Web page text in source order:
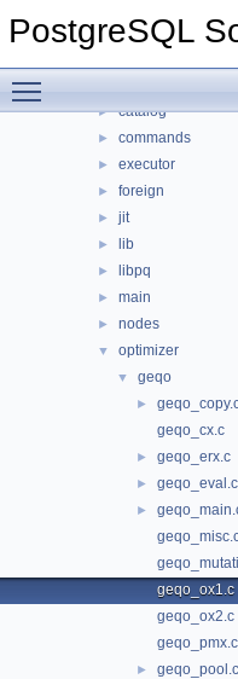
PostgreSQL
► archive
► catalog
► commands
► executor
► foreign
► jit
► lib
► libpq
► main
► nodes
▼ optimizer
▼ geqo
►
geqo_cx.c
► geqo_erx.c
► geqo_eval.c
►
geqo_ox1.c
geqo_ox2.c
geqo_pmx.c
►
geqo_pool.c